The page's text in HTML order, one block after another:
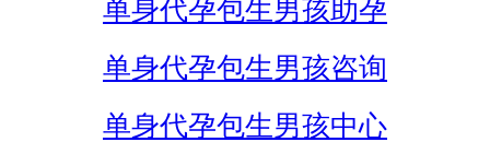
单身代孕包生男孩助孕
单身代孕包生男孩咨询
单身代孕包生男孩中心